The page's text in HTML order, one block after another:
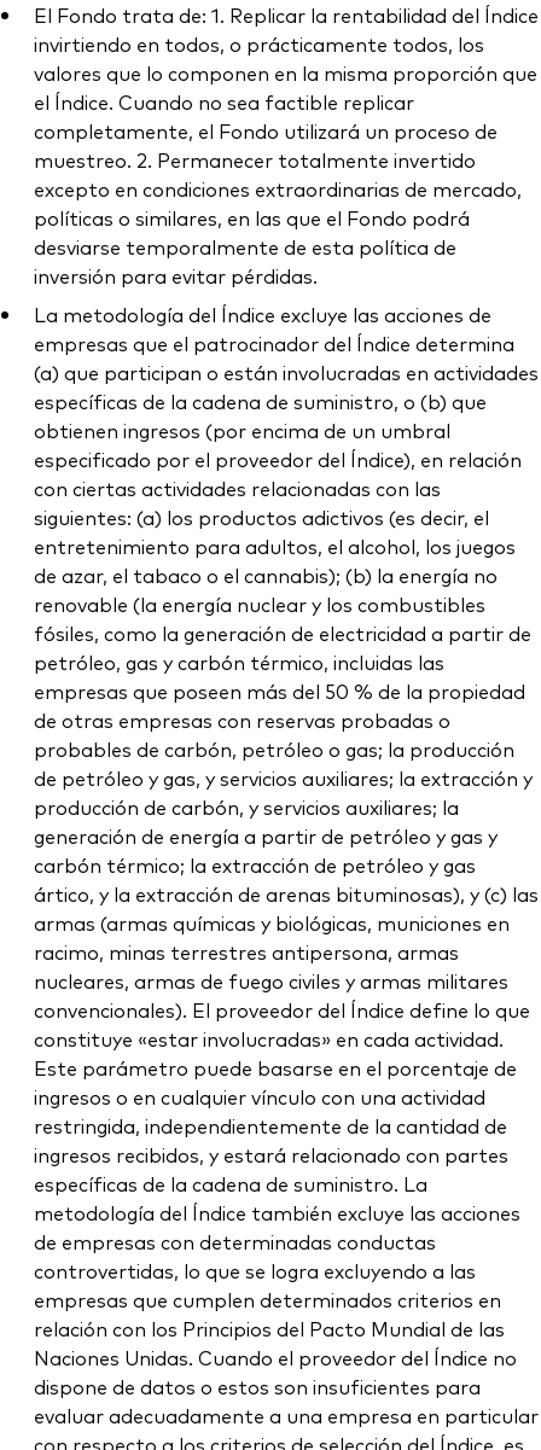
El Fondo trata de: 1. Replicar la rentabilidad del Índice
invirtiendo en todos, o prácticamente todos, los
valores que lo componen en la misma proporción que
el Índice. Cuando no sea factible replicar
completamente, el Fondo utilizará un proceso de
muestreo. 2. Permanecer totalmente invertido
excepto en condiciones extraordinarias de mercado,
políticas o similares, en las que el Fondo podrá
desviarse temporalmente de esta política de
inversión para evitar pérdidas.
La metodología del Índice excluye las acciones de
empresas que el patrocinador del Índice determina
(a) que participan o están involucradas en actividades
específicas de la cadena de suministro, o (b) que
obtienen ingresos (por encima de un umbral
especificado por el proveedor del Índice), en relación
con ciertas actividades relacionadas con las
siguientes: (a) los productos adictivos (es decir, el
entretenimiento para adultos, el alcohol, los juegos
de azar, el tabaco o el cannabis); (b) la energía no
renovable (la energía nuclear y los combustibles
fósiles, como la generación de electricidad a partir de
petróleo, gas y carbón térmico, incluidas las
empresas que poseen más del 50 % de la propiedad
de otras empresas con reservas probadas o
probables de carbón, petróleo o gas; la producción
de petróleo y gas, y servicios auxiliares; la extracción y
producción de carbón, y servicios auxiliares; la
generación de energía a partir de petróleo y gas y
carbón térmico; la extracción de petróleo y gas
ártico, y la extracción de arenas bituminosas), y (c) las
armas (armas químicas y biológicas, municiones en
racimo, minas terrestres antipersona, armas
nucleares, armas de fuego civiles y armas militares
convencionales). El proveedor del Índice define lo que
constituye «estar involucradas» en cada actividad.
Este parámetro puede basarse en el porcentaje de
ingresos o en cualquier vínculo con una actividad
restringida, independientemente de la cantidad de
ingresos recibidos, y estará relacionado con partes
específicas de la cadena de suministro. La
metodología del Índice también excluye las acciones
de empresas con determinadas conductas
controvertidas, lo que se logra excluyendo a las
empresas que cumplen determinados criterios en
relación con los Principios del Pacto Mundial de las
Naciones Unidas. Cuando el proveedor del Índice no
dispone de datos o estos son insuficientes para
evaluar adecuadamente a una empresa en particular
con respecto a los criterios de selección del Índice, es